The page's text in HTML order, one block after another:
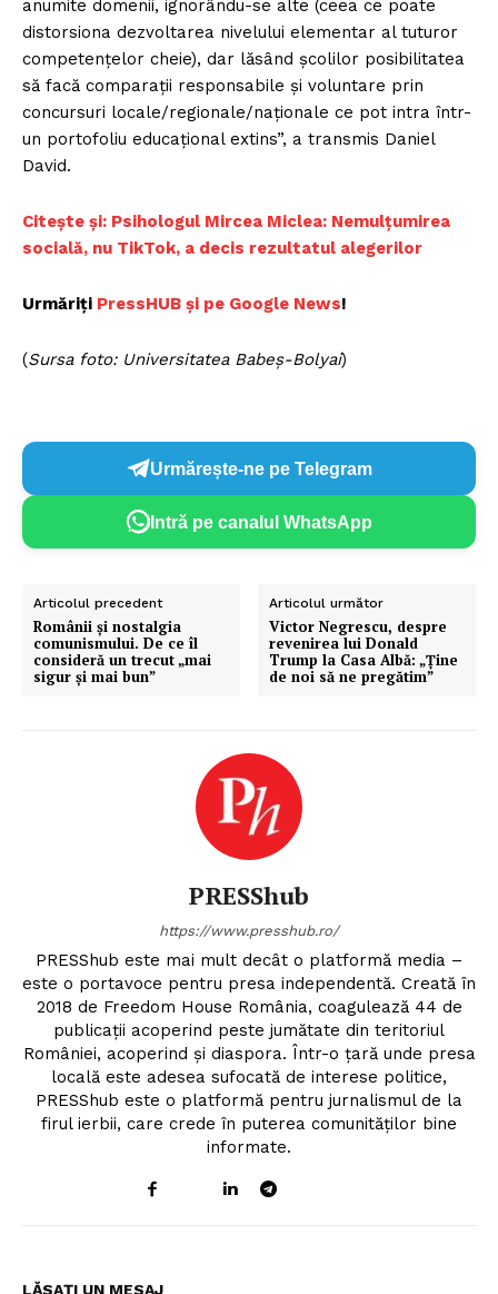
anumite domenii, ignorându-se alte (ceea ce poate
distorsiona dezvoltarea nivelului elementar al tuturor
competențelor cheie), dar lăsând școlilor posibilitatea
să facă comparații responsabile și voluntare prin
concursuri locale/regionale/naționale ce pot intra într-
un portofoliu educațional extins”, a transmis Daniel
David.
Citește și: Psihologul Mircea Miclea: Nemulțumirea
socială, nu TikTok, a decis rezultatul alegerilor
Urmăriți PressHUB și pe Google News!
(Sursa foto: Universitatea Babeş-Bolyai)
Urmărește-ne pe Telegram
Intră pe canalul WhatsApp
Articolul precedent
Românii și nostalgia
comunismului. De ce îl
consideră un trecut „mai
sigur și mai bun”
Articolul următor
Victor Negrescu, despre
revenirea lui Donald
Trump la Casa Albă: „Ține
de noi să ne pregătim”
PRESShub
https://www.presshub.ro/
PRESShub este mai mult decât o platformă media –
este o portavoce pentru presa independentă. Creată în
2018 de Freedom House România, coagulează 44 de
publicații acoperind peste jumătate din teritoriul
României, acoperind și diaspora. Într-o țară unde presa
locală este adesea sufocată de interese politice,
PRESShub este o platformă pentru jurnalismul de la
firul ierbii, care crede în puterea comunităților bine
informate.
LĂSAȚI UN MESAJ